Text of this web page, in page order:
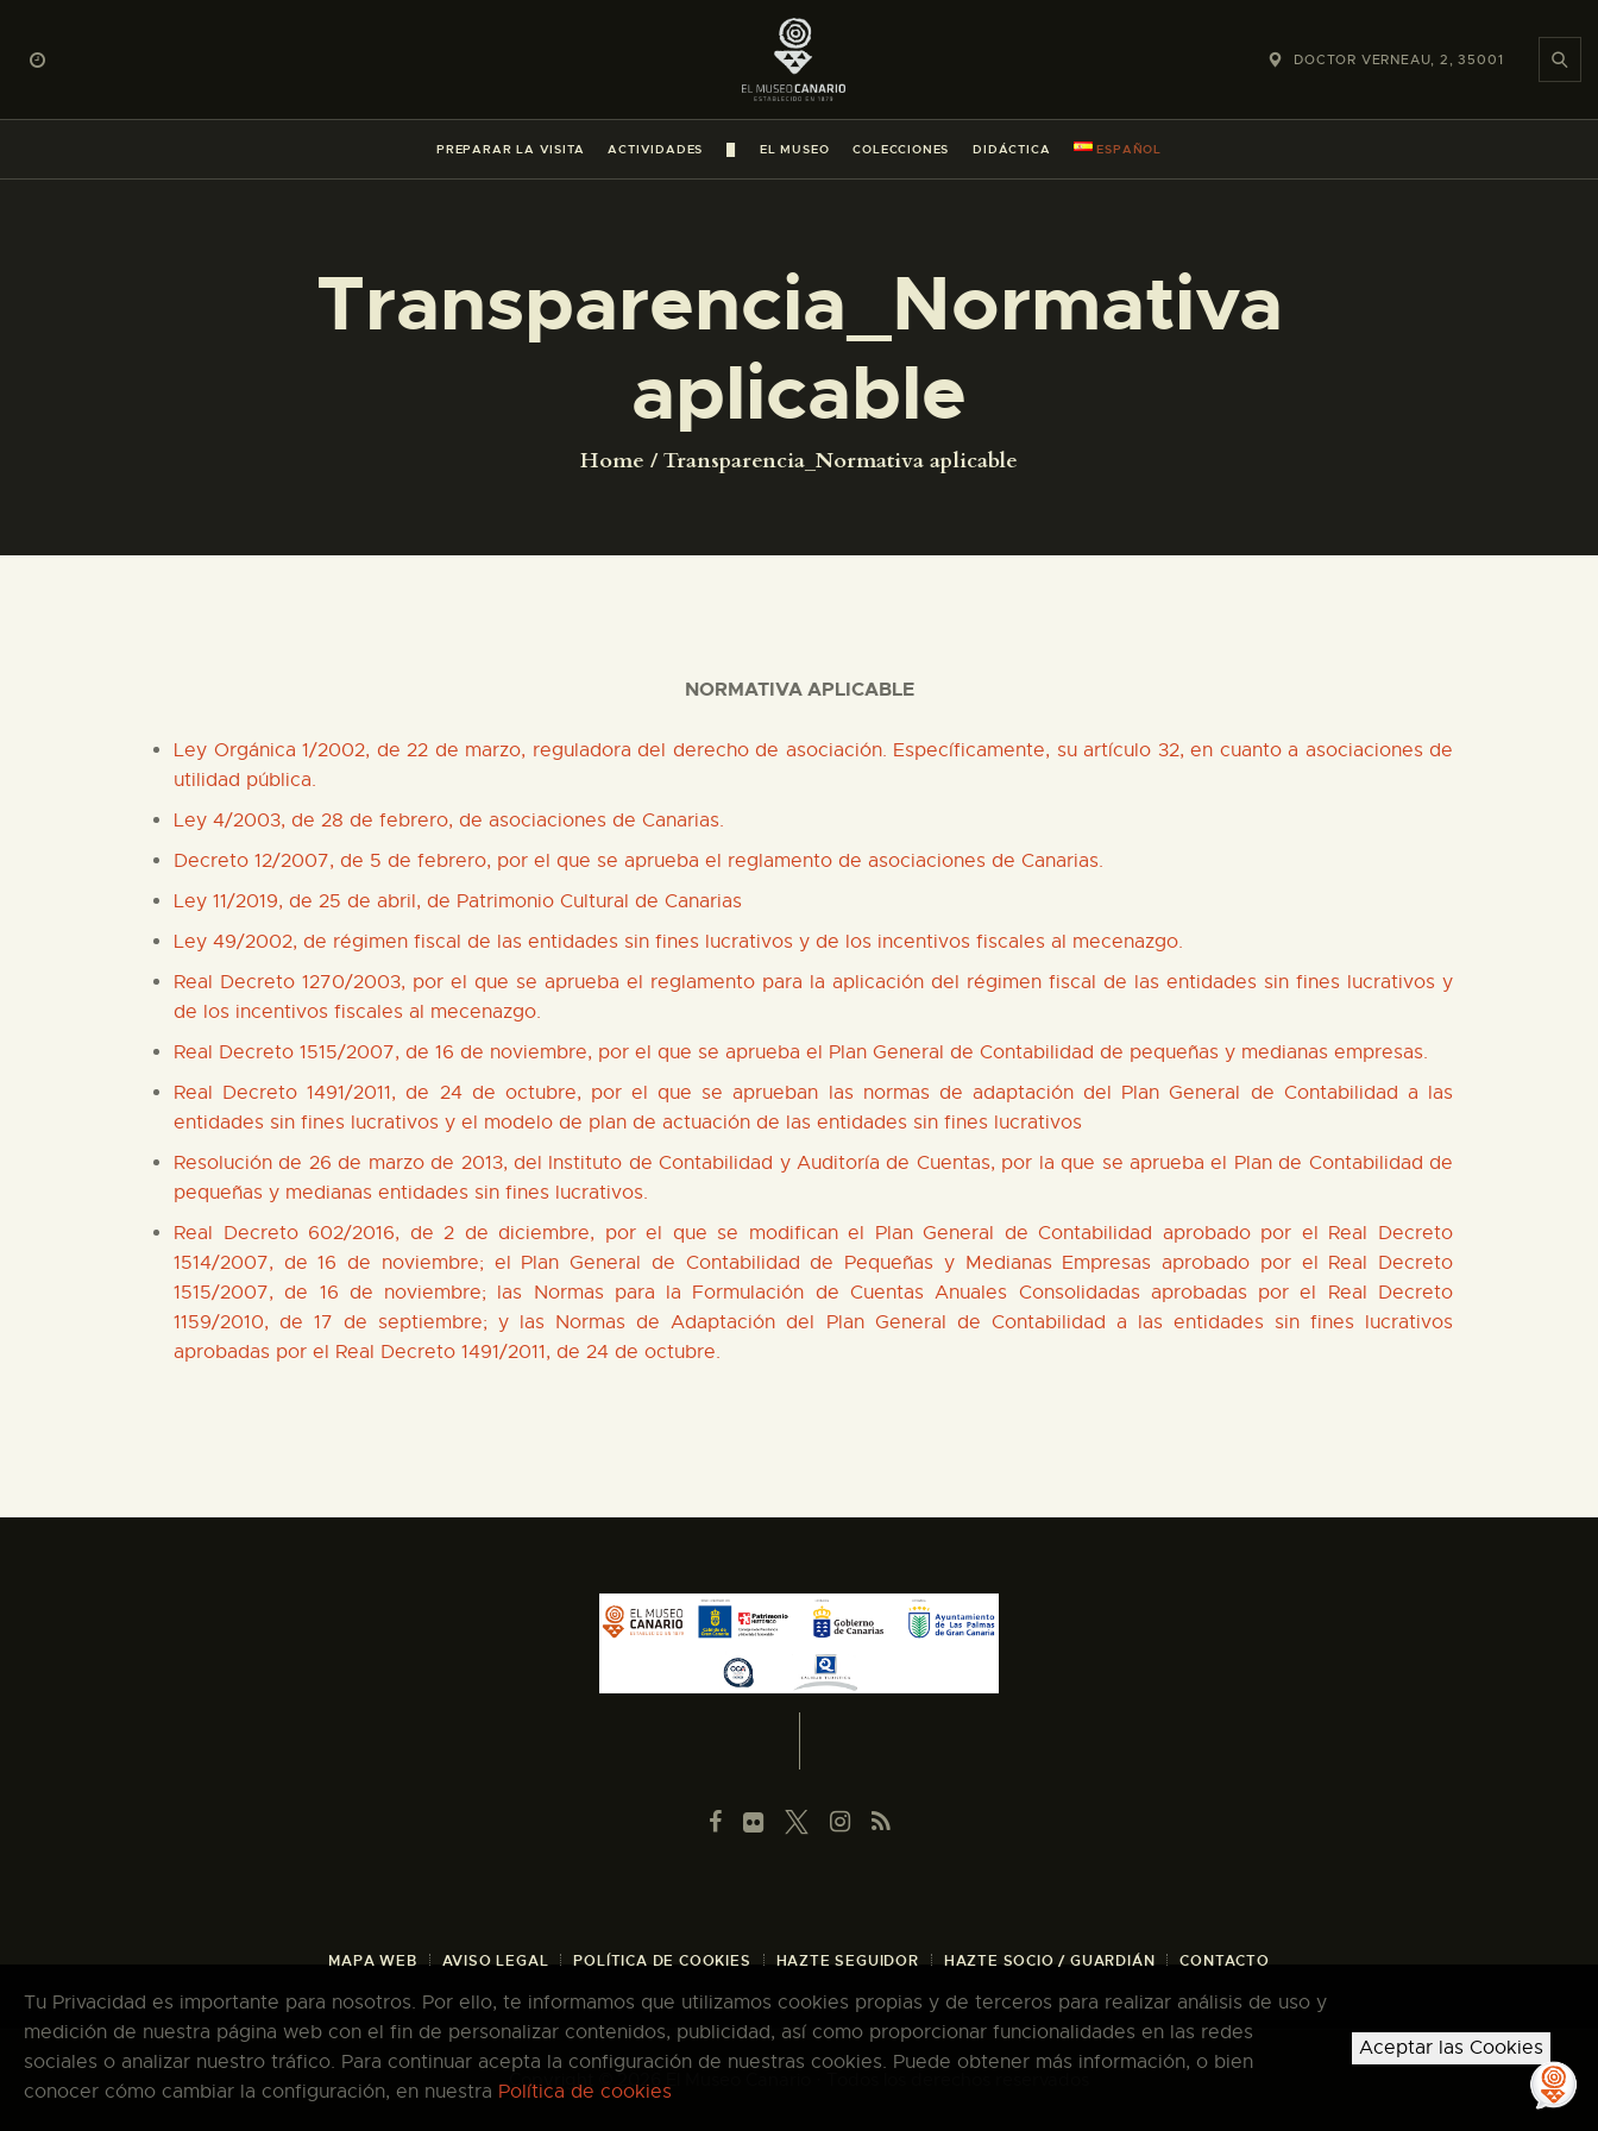
DOCTOR VERNEAU, 2, 35001
PREPARAR LA VISITA ACTIVIDADES EL MUSEO COLECCIONES DIDÁCTICA ESPAÑOL
Transparencia_Normativa
aplicable
Home Transparencia_Normativa aplicable
PREPARAR LA VISITA
ACTIVIDADES
█
COLECCIONES
DIDÁCTICA
PREPARAR LA VISITA
COLECCIONES
DIDÁCTICA
NORMATIVA APLICABLE
Ley Orgánica 1/2002, de 22 de marzo, reguladora del derecho de asociación. Específicamente, su artículo 32, en cuanto a asociaciones de
utilidad pública.
Ley 4/2003, de 28 de febrero, de asociaciones de Canarias.
Decreto 12/2007, de 5 de febrero, por el que se aprueba el reglamento de asociaciones de Canarias.
Ley 11/2019, de 25 de abril, de Patrimonio Cultural de Canarias
Ley 49/2002, de régimen fiscal de las entidades sin fines lucrativos y de los incentivos fiscales al mecenazgo.
Real Decreto 1270/2003, por el que se aprueba el reglamento para la aplicación del régimen fiscal de las entidades sin fines lucrativos y
de los incentivos fiscales al mecenazgo.
Real Decreto 1515/2007, de 16 de noviembre, por el que se aprueba el Plan General de Contabilidad de pequeñas y medianas empresas.
Real Decreto 1491/2011, de 24 de octubre, por el que se aprueban las normas de adaptación del Plan General de Contabilidad a las
entidades sin fines lucrativos y el modelo de plan de actuación de las entidades sin fines lucrativos
Resolución de 26 de marzo de 2013, del Instituto de Contabilidad y Auditoría de Cuentas, por la que se aprueba el Plan de Contabilidad de
pequeñas y medianas entidades sin fines lucrativos.
Real Decreto 602/2016, de 2 de diciembre, por el que se modifican el Plan General de Contabilidad aprobado por el Real Decreto
1514/2007, de 16 de noviembre; el Plan General de Contabilidad de Pequeñas y Medianas Empresas aprobado por el Real Decreto
1515/2007, de 16 de noviembre; las Normas para la Formulación de Cuentas Anuales Consolidadas aprobadas por el Real Decreto
1159/2010, de 17 de septiembre; y las Normas de Adaptación del Plan General de Contabilidad a las entidades sin fines lucrativos
aprobadas por el Real Decreto 1491/2011, de 24 de octubre.
MAPA WEB AVISO LEGAL POLÍTICA DE COOKIES HAZTE SEGUIDOR HAZTE SOCIO / GUARDIÁN CONTACTO
Copyright © 2026 El Museo Canario · Todos los derechos reservados
Tu Privacidad es importante para nosotros. Por ello, te informamos que utilizamos cookies propias y de terceros para realizar análisis de uso y
medición de nuestra página web con el fin de personalizar contenidos, publicidad, así como proporcionar funcionalidades en las redes
sociales o analizar nuestro tráfico. Para continuar acepta la configuración de nuestras cookies. Puede obtener más información, o bien
conocer cómo cambiar la configuración, en nuestra Política de cookies
Aceptar las Cookies